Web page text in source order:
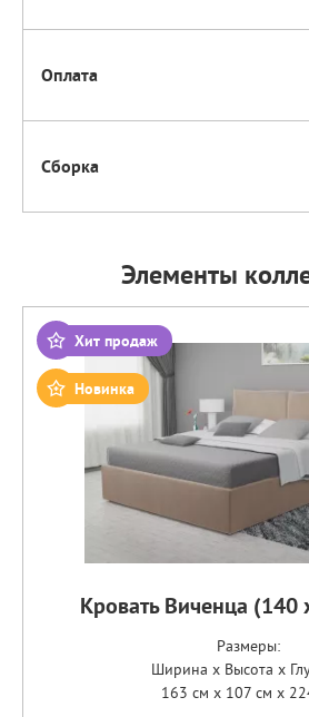
Оплата
Сборка
Элементы
Хит продаж
Новинка
Кровать Виченца (140
Размеры:
Ширина x Высота x
163 см x 107 см x